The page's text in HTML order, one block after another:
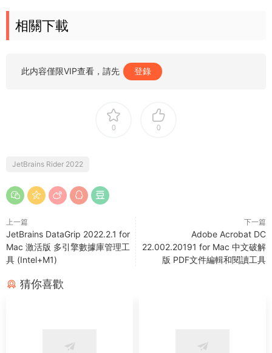
相關下載
此内容僅限VIP查看，請先 登錄
0 0
JetBrains Rider 2022
上一篇
JetBrains DataGrip 2022.2.1 for
Mac 激活版 多引擎數據庫管理工
具 (Intel+M1)
下一篇
Adobe Acrobat DC
22.002.20191 for Mac 中文破解
版 PDF文件編輯和閱讀工具
猜你喜歡